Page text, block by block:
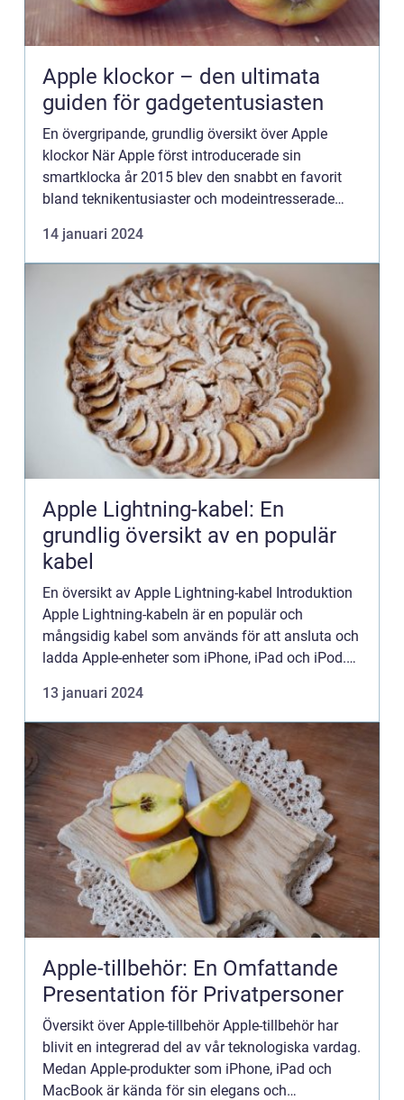
Apple klockor – den ultimata
guiden för gadgetentusiasten
En övergripande, grundlig översikt över Apple
klockor När Apple först introducerade sin
smartklocka år 2015 blev den snabbt en favorit
bland teknikentusiaster och modeintresserade
kända som Apple Watch...
14 januari 2024
Apple Lightning-kabel: En
grundlig översikt av en populär
kabel
En översikt av Apple Lightning-kabel Introduktion
Apple Lightning-kabeln är en populär och
mångsidig kabel som används för att ansluta och
ladda Apple-enheter som iPhone, iPad och iPod.
2012 som en ersättn...
13 januari 2024
Apple-tillbehör: En Omfattande
Presentation för Privatpersoner
Översikt över Apple-tillbehör Apple-tillbehör har
blivit en integrerad del av vår teknologiska vardag.
Medan Apple-produkter som iPhone, iPad och
MacBook är kända för sin elegans och